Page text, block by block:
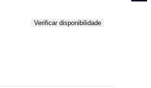
Verificar disponibilidade